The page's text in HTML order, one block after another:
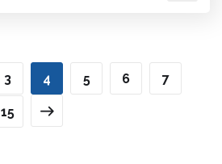
3 4 5 6 7
15